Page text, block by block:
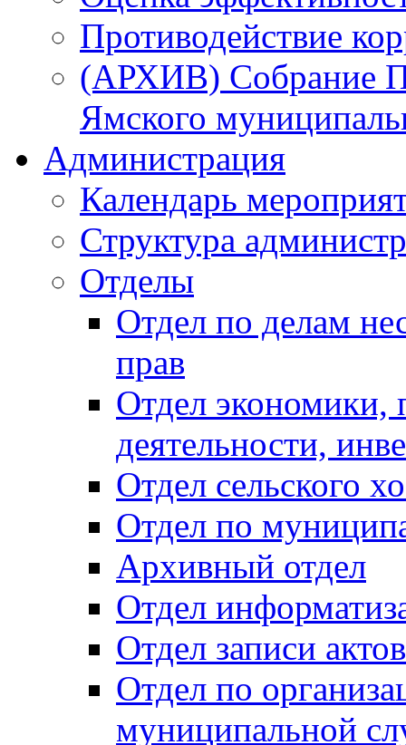
Противодействие
(АРХИВ) Собрание
Ямского
Администрация
Календарь
Структура
Отделы
Отдел по делам
прав
Отдел экономики,
деятельности,
Отдел сельского
Отдел по
Архивный отдел
Отдел
Отдел записи
Отдел по
муниципальной